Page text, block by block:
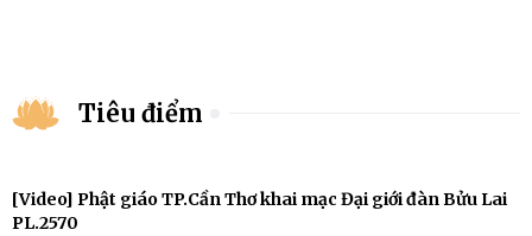
Tiêu điểm
[Video] Phật giáo TP.Cần Thơ khai mạc Đại giới đàn Bửu Lai
PL.2570